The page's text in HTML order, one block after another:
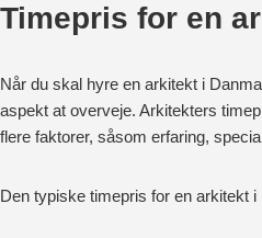
Timepris for en
Når du skal hyre en arkitekt i
aspekt at overveje. Arkitekters
flere faktorer, såsom erfaring,
Den typiske timepris for en arkitekt